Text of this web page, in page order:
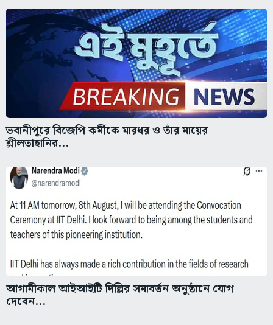
ভবানীপুরে বিজেপি কর্মীকে মারধর ও তাঁর মায়ের
শ্লীলতাহানির...
আগামীকাল আইআইটি দিল্লির সমাবর্তন অনুষ্ঠানে যোগ
দেবেন...